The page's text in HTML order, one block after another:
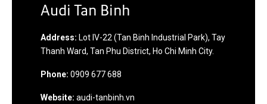
Audi Tan Binh
Address: Lot IV-22 (Tan Binh Industrial Park), Tay
Thanh Ward, Tan Phu District, Ho Chi Minh City.
Phone: 0909 677 688
Website: audi-tanbinh.vn